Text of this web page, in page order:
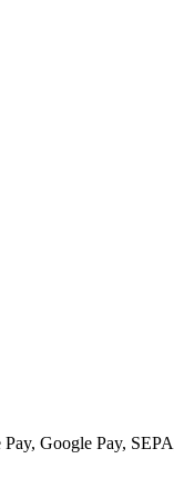
Google Pay,